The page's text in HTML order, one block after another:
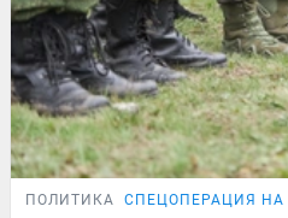
ПОЛИТИКА СПЕЦОПЕРАЦИЯ НА